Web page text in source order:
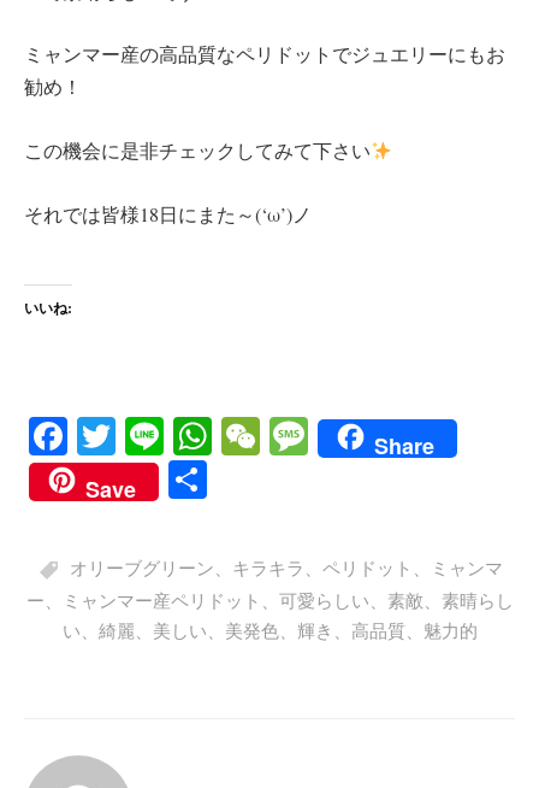
ミャンマー産の高品質なペリドットでジュエリーにもお
勧め！
この機会に是非チェックしてみて下さい
それでは皆様18日にまた～(‘ω’)ノ
いいね:
Fa
ce
bo
ok
T
wi
tte
r
Li
ne
W
A
pp
W
ha
t
M
es
ge
Share
Save
オリーブグリーン、 キラキラ 、 ペリドット 、
ミャンマ
ー
ミャンマー産ペリドット 可愛らしい 素敵
素晴らし
い
綺麗 美しい 美発色、 輝き 高品質 魅力的